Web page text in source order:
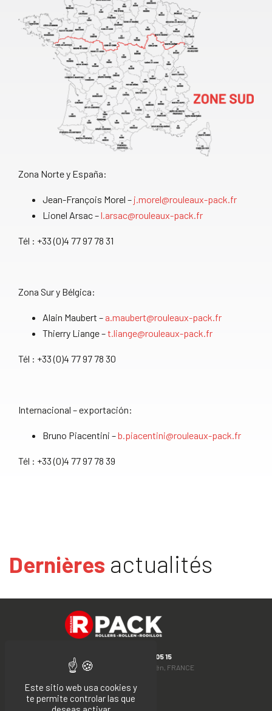
Zona Norte y España:
Jean-François Morel – j.morel@rouleaux-pack.fr
Lionel Arsac –l.arsac@rouleaux-pack.fr
Tél : +33 (0)4 77 97 78 31
Zona Sur y Bélgica:
Alain Maubert – a.maubert@rouleaux-pack.fr
Thierry Liange –t.liange@rouleaux-pack.fr
Tél : +33 (0)4 77 97 78 30
Internacional – exportación:
Bruno Piacentini –b.piacentini@rouleaux-pack.fr
Tél : +33 (0)4 77 97 78 39
Dernières actualités
T. +33 (0)4 77 24 05 15
Rue du Moulin, 42130 Boën, FRANCE
Facebook
Este sitio web usa cookies y
te permite controlar las que